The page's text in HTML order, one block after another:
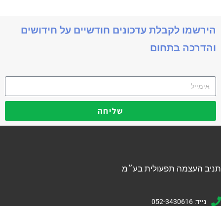
הירשמו לקבלת עדכונים חודשיים על חידושים
והדרכה בתחום
שליחה
תניב העצמה תפעולית בע״מ
נייד: 052-3430616